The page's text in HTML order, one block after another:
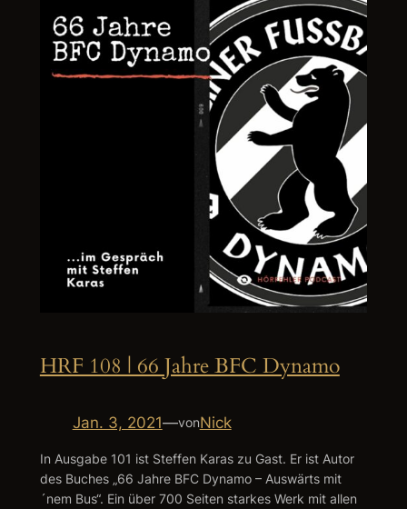
HRF 108 | 66 Jahre BFC Dynamo
Jan. 3, 2021—vonNick
In Ausgabe 101 ist Steffen Karas zu Gast. Er ist Autor
des Buches „66 Jahre BFC Dynamo – Auswärts mit
´nem Bus“. Ein über 700 Seiten starkes Werk mit allen